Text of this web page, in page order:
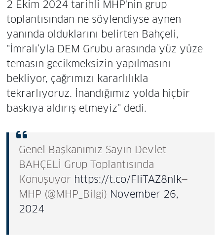
2 Ekim 2024 tarihli MHP'nin grup
toplantısından ne söylendiyse aynen
yanında olduklarını belirten Bahçeli,
"İmralı’yla DEM Grubu arasında yüz yüze
temasın gecikmeksizin yapılmasını
bekliyor, çağrımızı kararlılıkla
tekrarlıyoruz. İnandığımız yolda hiçbir
baskıya aldırış etmeyiz" dedi.
Genel Başkanımız Sayın Devlet
BAHÇELİ Grup Toplantısında
Konuşuyor https://t.co/FliTAZ8nlk—
MHP (@MHP_Bilgi) November 26,
2024